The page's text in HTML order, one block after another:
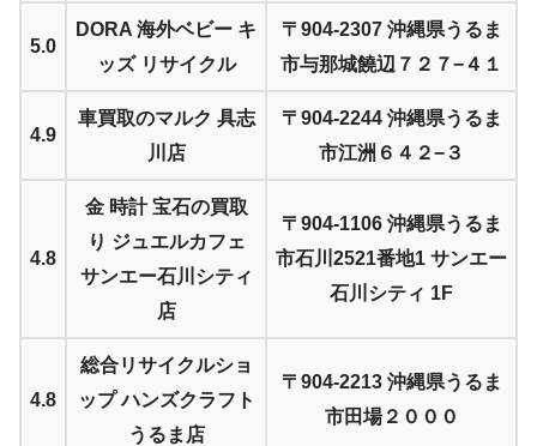
5.0
DORA 海外ベビー キ
ッズ リサイクル
〒904-2307 沖縄県うるま
市与那城饒辺７２７−４１
4.9
車買取のマルク 具志
川店
〒904-2244 沖縄県うるま
市江洲６４２−３
4.8
金 時計 宝石の買取
り ジュエルカフェ
サンエー石川シティ
店
〒904-1106 沖縄県うるま
市石川2521番地1 サンエー
石川シティ 1F
4.8
総合リサイクルショ
ップ ハンズクラフト
うるま店
〒904-2213 沖縄県うるま
市田場２０００